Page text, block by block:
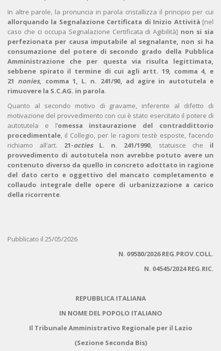
In altre parole, la pronuncia in parola cristallizza il principio per cui
allorquando la Segnalazione Certificata di Inizio Attività [nel
caso che ci occupa Segnalazione Certificata di Agibilità] non si sia
perfezionata per causa imputabile al segnalante, non si ha
consumazione del potere di secondo grado della Pubblica
Amministrazione che per questa via risulta legittimata,
sebbene spirato il termine di cui agli artt. 19, comma 4, e
21 nonies, comma 1, L. n. 241/90, ad agire in autotutela e
rimuovere la S.C.AG. in parola.
Quanto al secondo motivo di gravame, inferente al difetto di
motivazione del provvedimento con cui è stato esercitato il potere di
autotutela e l’omessa instaurazione del contraddittorio
procedimentale, il Collegio, per le ragioni testè esposte, facendo
richiamo all’art. 21-octiesL. n. 241/1990, statuisce che il
provvedimento di autotutela non avrebbe potuto avere un
contenuto diverso da quello in concreto adottato in ragione
del dato certo e oggettivo del mancato completamento e
collaudo integrale delle opere di urbanizzazione a carico
della ricorrente.
Pubblicato il 25/05/2026
N. 09580/2026 REG.PROV.COLL.
N. 04545/2024 REG.RIC.
REPUBBLICA ITALIANA
IN NOME DEL POPOLO ITALIANO
Il Tribunale Amministrativo Regionale per il Lazio
(Sezione Seconda Bis)